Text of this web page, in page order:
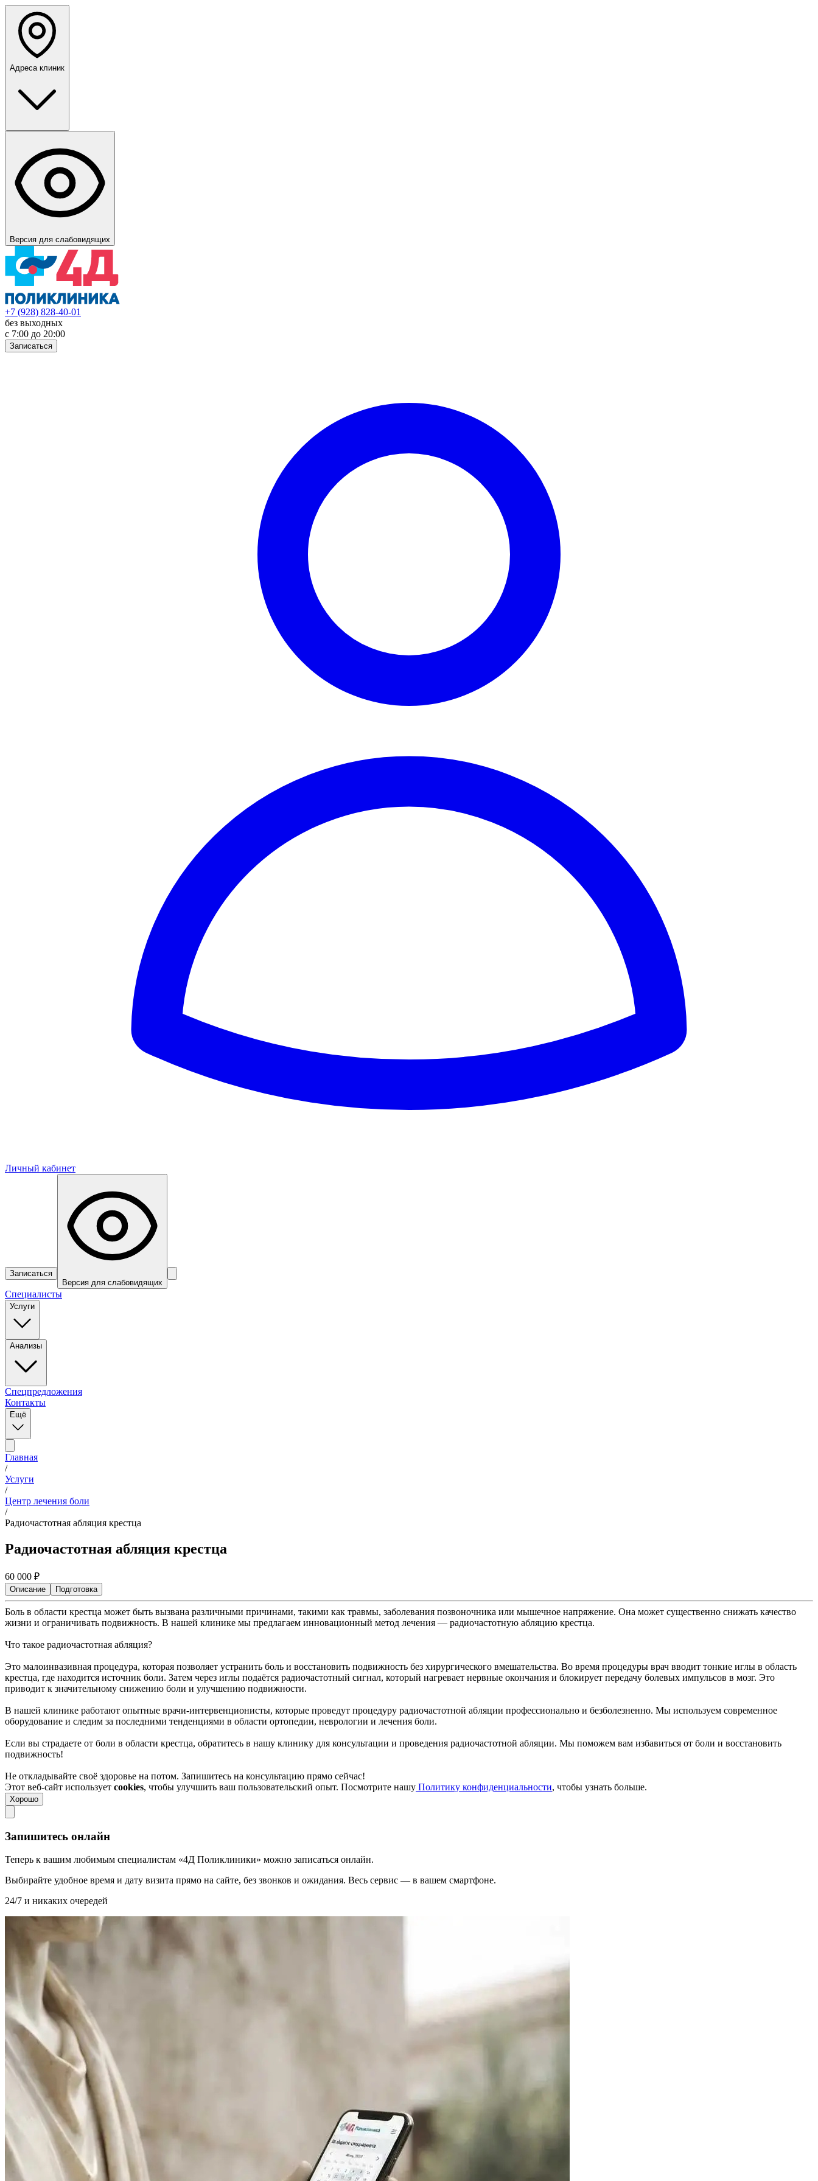
Адреса клиник
Версия для слабовидящих
+7 (928) 828-40-01
без выходных
с 7:00 до 20:00
Записаться
Личный кабинет
Записаться
Версия для слабовидящих
Специалисты
Услуги
Анализы
Спецпредложения
Контакты
Ещё
Главная
/
Услуги
/
Центр лечения боли
/
Радиочастотная абляция крестца
Радиочастотная абляция крестца
60 000 ₽
Описание Подготовка
Боль в области крестца может быть вызвана различными причинами, такими как травмы, заболевания позвоночника или мышечное напряжение. Она может существенно снижать качество
жизни и ограничивать подвижность. В нашей клинике мы предлагаем инновационный метод лечения — радиочастотную абляцию крестца.
Что такое радиочастотная абляция?
Это малоинвазивная процедура, которая позволяет устранить боль и восстановить подвижность без хирургического вмешательства. Во время процедуры врач вводит тонкие иглы в область
крестца, где находится источник боли. Затем через иглы подаётся радиочастотный сигнал, который нагревает нервные окончания и блокирует передачу болевых импульсов в мозг. Это
приводит к значительному снижению боли и улучшению подвижности.
В нашей клинике работают опытные врачи-интервенционисты, которые проведут процедуру радиочастотной абляции профессионально и безболезненно. Мы используем современное
оборудование и следим за последними тенденциями в области ортопедии, неврологии и лечения боли.
Если вы страдаете от боли в области крестца, обратитесь в нашу клинику для консультации и проведения радиочастотной абляции. Мы поможем вам избавиться от боли и восстановить
подвижность!
Не откладывайте своё здоровье на потом. Запишитесь на консультацию прямо сейчас!
Этот веб-сайт использует cookies, чтобы улучшить ваш пользовательский опыт. Посмотрите нашу Политику конфиденциальности, чтобы узнать больше.
Хорошо
Запишитесь онлайн
Теперь к вашим любимым специалистам «4Д Поликлиники» можно записаться онлайн.
Выбирайте удобное время и дату визита прямо на сайте, без звонков и ожидания. Весь сервис — в вашем смартфоне.
24/7 и никаких очередей